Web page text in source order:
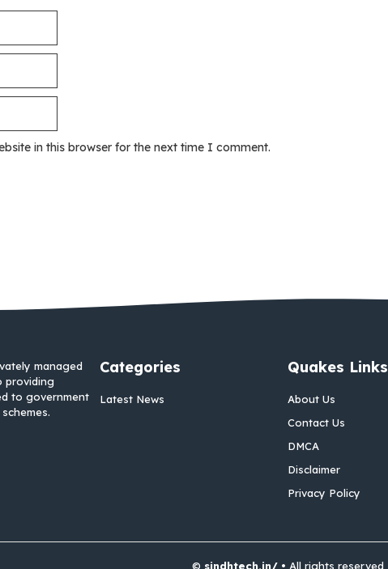
in this browser for the next time I comment.
managed
providing
to government
Categories
Latest News
Quakes Links
About Us
Contact Us
DMCA
Disclaimer
Privacy Policy
© sindhtech.in/• All rights reserved